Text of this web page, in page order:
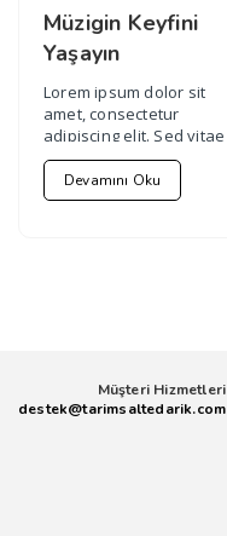
Müzigin Keyfini
Yaşayın
Lorem ipsum dolor sit
amet, consectetur
adipiscing elit. Sed vitae
fringilla ex. Ut id neque
nec nib...
Devamını Oku
Müşteri Hizmetleri
destek@tarimsaltedarik.com